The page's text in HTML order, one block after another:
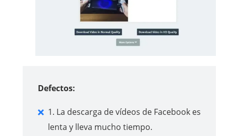
Defectos:
1. La descarga de vídeos de Facebook es
lenta y lleva mucho tiempo.